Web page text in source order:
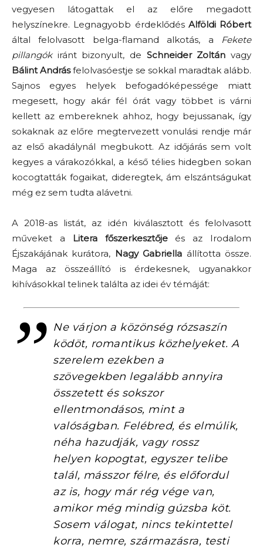
vegyesen látogattak el az előre megadott
helyszínekre. Legnagyobb érdeklődés Alföldi Róbert
által felolvasott belga-flamand alkotás, a Fekete
pillangókiránt bizonyult, de Schneider Zoltán vagy
Bálint Andrásfelolvasóestje se sokkal maradtak alább.
Sajnos egyes helyek befogadóképessége miatt
megesett, hogy akár fél órát vagy többet is várni
kellett az embereknek ahhoz, hogy bejussanak, így
sokaknak az előre megtervezett vonulási rendje már
az első akadálynál megbukott. Az időjárás sem volt
kegyes a várakozókkal, a késő télies hidegben sokan
kocogtatták fogaikat, dideregtek, ám elszántságukat
még ez sem tudta alávetni.
A 2018-as listát, az idén kiválasztott és felolvasott
műveket a Litera főszerkesztőjeés az Irodalom
Éjszakájának kurátora, Nagy Gabriella állította össze.
Maga az összeállító is érdekesnek, ugyanakkor
kihívásokkal telinek találta az idei év témáját:
Ne várjon a közönség rózsaszín
ködöt, romantikus közhelyeket. A
szerelem ezekben a
szövegekben legalább annyira
összetett és sokszor
ellentmondásos, mint a
valóságban. Felébred, és elmúlik,
néha hazudják, vagy rossz
helyen kopogtat, egyszer telibe
talál, másszor félre, és előfordul
az is, hogy már rég vége van,
amikor még mindig gúzsba köt.
Sosem válogat, nincs tekintettel
korra, nemre, származásra, testi